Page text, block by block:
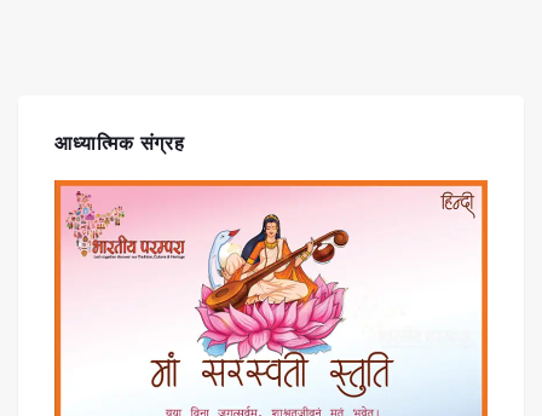
आध्यात्मिक संग्रह